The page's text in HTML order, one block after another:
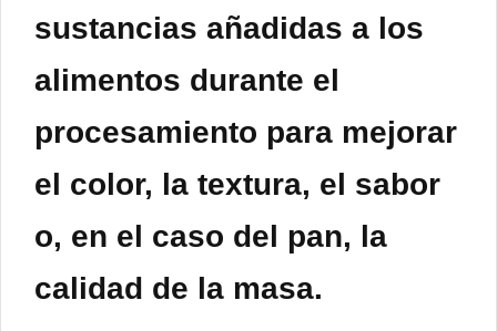
sustancias añadidas a los
alimentos durante el
procesamiento para mejorar
el color, la textura, el sabor
o, en el caso del pan, la
calidad de la masa.